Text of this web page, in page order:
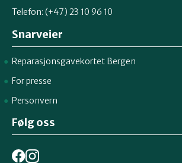
Telefon: (+47) 23 10 96 10
Snarveier
Reparasjonsgavekortet Bergen
For presse
Personvern
Følg oss